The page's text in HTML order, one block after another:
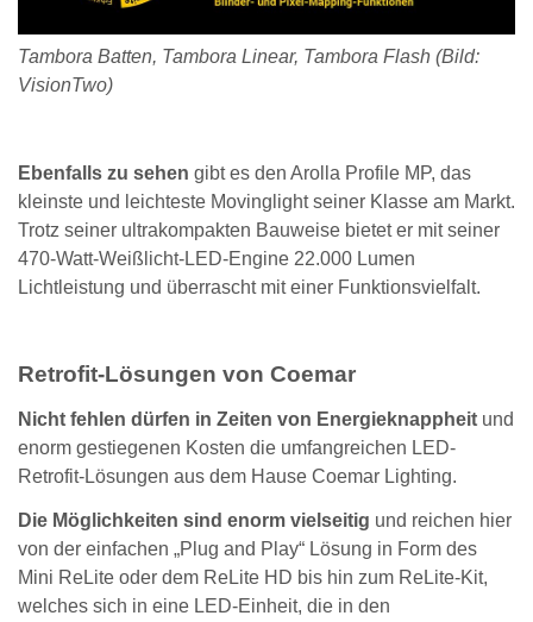
Tambora Batten, Tambora Linear, Tambora Flash (Bild:
VisionTwo)
Ebenfalls zu sehen gibt es den Arolla Profile MP, das
kleinste und leichteste Movinglight seiner Klasse am Markt.
Trotz seiner ultrakompakten Bauweise bietet er mit seiner
470-Watt-Weißlicht-LED-Engine 22.000 Lumen
Lichtleistung und überrascht mit einer Funktionsvielfalt.
Retrofit-Lösungen von Coemar
Nicht fehlen dürfen in Zeiten von Energieknappheit und
enorm gestiegenen Kosten die umfangreichen LED-
Retrofit-Lösungen aus dem Hause Coemar Lighting.
Die Möglichkeiten sind enorm vielseitig und reichen hier
von der einfachen „Plug and Play“ Lösung in Form des
Mini ReLite oder dem ReLite HD bis hin zum ReLite-Kit,
welches sich in eine LED-Einheit, die in den